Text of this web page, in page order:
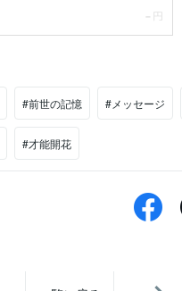
#前世の記憶 #メッセージ
#才能開花